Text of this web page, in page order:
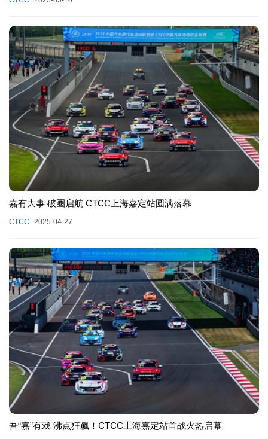
嘉有大事 破圈启航 CTCC上海嘉定站圆满落幕
CTCC 2025-04-27
吾“嘉”有戏 沸点狂飙！CTCC上海嘉定站首战火热启幕